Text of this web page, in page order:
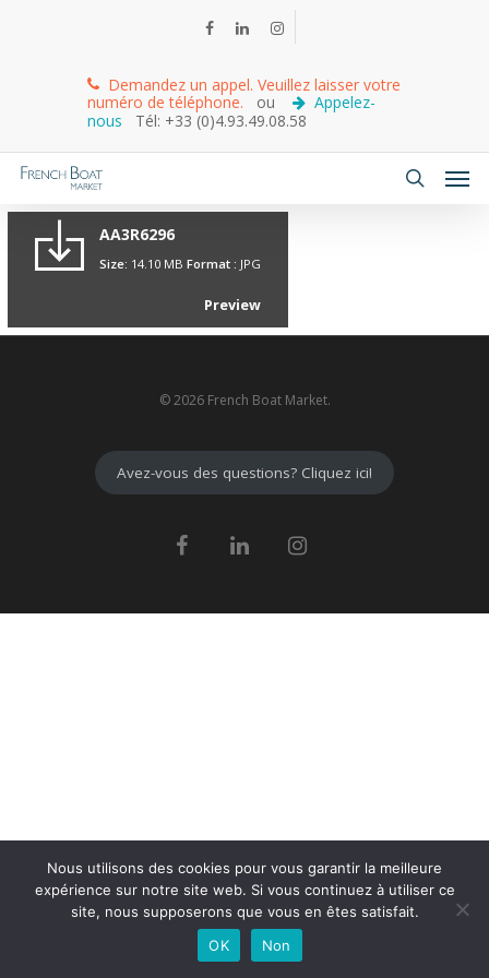
Demandez un appel. Veuillez laisser votre
numéro de téléphone. ou
Appelez-
nous
Tél: +33 (0)4.93.49.08.58
AA3R6296
Size: 14.10 MB Format : JPG
Preview
© 2026 French Boat Market.
Avez-vous des questions? Cliquez ici!
Nous utilisons des cookies pour vous garantir la meilleure
expérience sur notre site web. Si vous continuez à utiliser ce
site, nous supposerons que vous en êtes satisfait.
OK
Non